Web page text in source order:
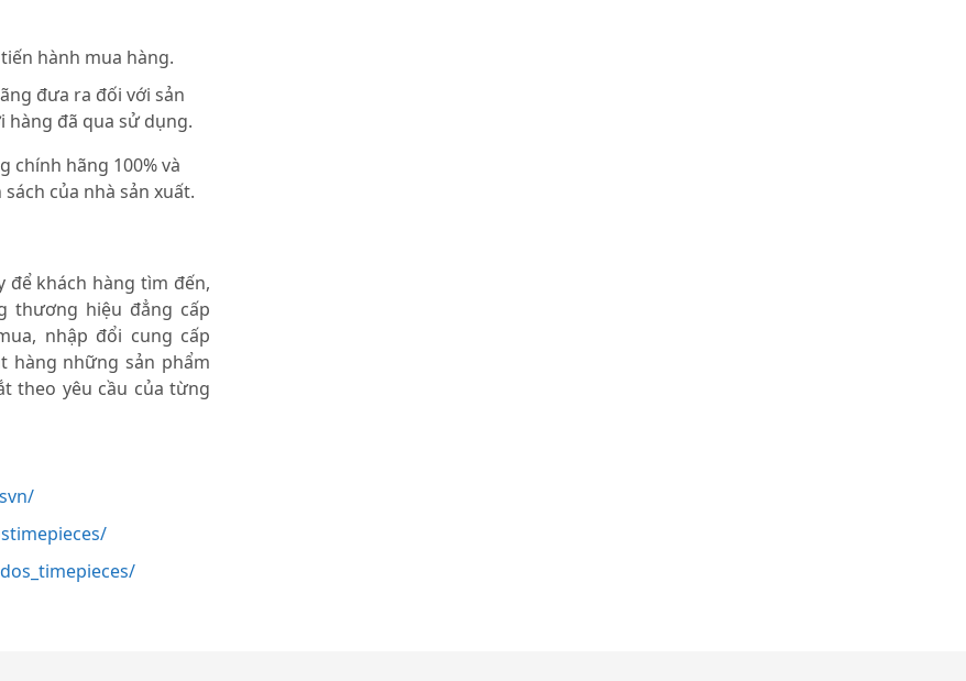
hành mua hàng.
đưa ra đối với sản
hàng đã qua sử dụng.
chính hãng 100% và
của nhà sản xuất.
khách hàng tìm đến,
thương hiệu đẳng cấp
nhập đổi cung cấp
hàng những sản phẩm
theo yêu cầu của từng